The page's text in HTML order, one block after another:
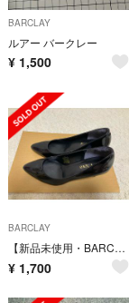
BARCLAY
ルアー バークレー
¥ 1,500
BARCLAY
【新品未使用・BARCLAY】黒パンプス
¥ 1,700